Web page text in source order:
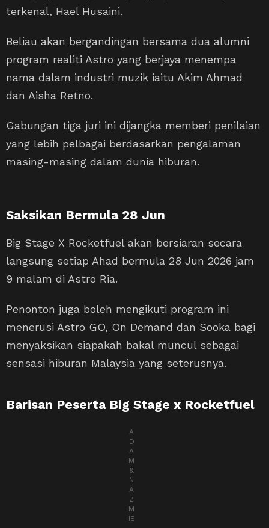
terkenal, Hael Husaini.
Beliau akan bergandingan bersama dua alumni
program realiti Astro yang berjaya menempa
nama dalam industri muzik iaitu Akim Ahmad
dan Aisha Retno.
Gabungan tiga juri ini dijangka memberi penilaian
yang lebih pelbagai berdasarkan pengalaman
masing-masing dalam dunia hiburan.
Saksikan Bermula 28 Jun
Big Stage X Rocketfuel akan bersiaran secara
langsung setiap Ahad bermula 28 Jun 2026 jam
9 malam di Astro Ria.
Penonton juga boleh mengikuti program ini
menerusi Astro GO, On Demand dan Sooka bagi
menyaksikan siapakah bakal muncul sebagai
sensasi hiburan Malaysia yang seterusnya.
Barisan Peserta Big Stage x Rocketfuel
A
D
A
M
&
N
A
Z
M
IE